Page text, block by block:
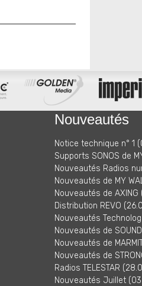
Nouveautés
Notice technique n° 1
Supports SONOS de
Nouveautés Radios
Nouveautés de MY
Nouveautés de AXING
Distribution REVO
Nouveautés
Nouveautés de
Nouveautés de
Nouveautés de
Radios TELESTAR
Nouveautés Juillet